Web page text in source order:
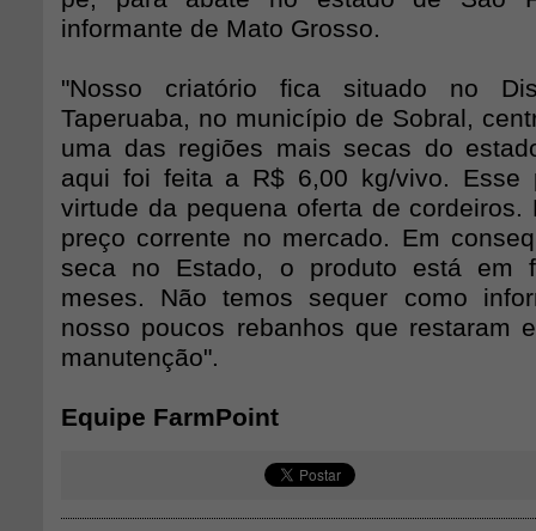
informante de Mato Grosso.
"Nosso criatório fica situado no
Taperuaba, no município de Sobral,
uma das regiões mais secas do
aqui foi feita a R$ 6,00 kg/vivo. Esse
virtude da pequena oferta de cordeiros.
preço corrente no mercado. Em
seca no Estado, o produto está em
meses. Não temos sequer como
nosso poucos rebanhos que restaram
manutenção".
Equipe FarmPoint